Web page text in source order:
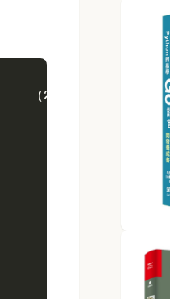
Linux 2.6.32-358.el6.x86_64 (abc) 	04/11/2016 	_x86_64_	(2 CPU)